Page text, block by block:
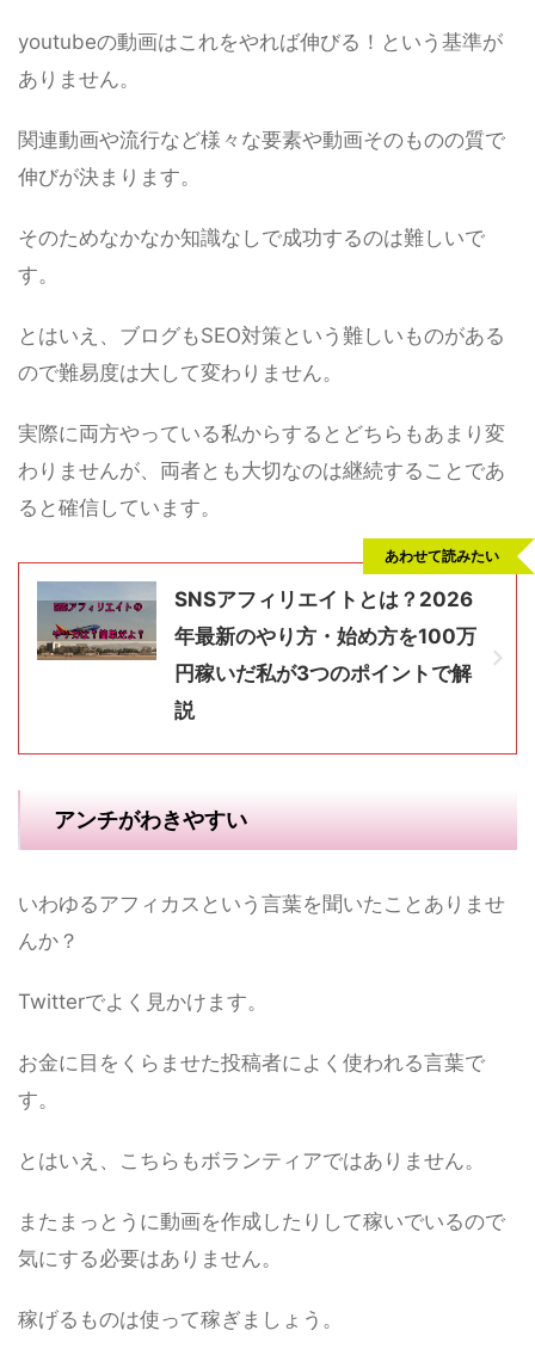
youtubeの動画はこれをやれば伸びる！という基準が
ありません。
関連動画や流行など様々な要素や動画そのものの質で
伸びが決まります。
そのためなかなか知識なしで成功するのは難しいで
す。
とはいえ、ブログもSEO対策という難しいものがある
ので難易度は大して変わりません。
実際に両方やっている私からするとどちらもあまり変
わりませんが、両者とも大切なのは継続することであ
ると確信しています。
SNSアフィリエイトとは？2026
年最新のやり方・始め方を100万
円稼いだ私が3つのポイントで解
説
あわせて読みたい
アンチがわきやすい
いわゆるアフィカスという言葉を聞いたことありませ
んか？
Twitterでよく見かけます。
お金に目をくらませた投稿者によく使われる言葉で
す。
とはいえ、こちらもボランティアではありません。
またまっとうに動画を作成したりして稼いでいるので
気にする必要はありません。
稼げるものは使って稼ぎましょう。